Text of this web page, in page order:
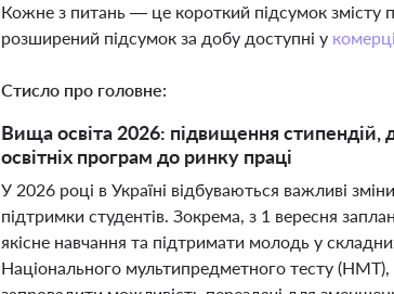
Кожне з питань — це короткий підсумок змісту
розширений підсумок за добу доступні у
Стисло про головне:
Вища освіта 2026: підвищення
освітніх програм до ринку праці
У 2026 році в Україні відбуваються важливі
підтримки студентів. Зокрема, з 1 вересня
якісне навчання та підтримати молодь у
Національного мультипредметного тесту